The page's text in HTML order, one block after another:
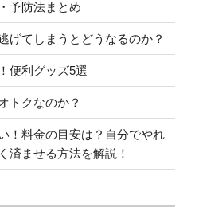
予防法まとめ
げてしまうとどうなるのか？
便利グッズ5選
トクなのか？
！料金の目安は？自分でやれ
済ませる方法を解説！